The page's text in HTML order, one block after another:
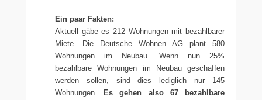
Ein paar Fakten:
Aktuell gäbe es 212 Wohnungen mit bezahlbarer
Miete. Die Deutsche Wohnen AG plant 580
Wohnungen im Neubau. Wenn nun 25%
bezahlbare Wohnungen im Neubau geschaffen
werden sollen, sind dies lediglich nur 145
Wohnungen.
Es gehen also 67 bezahlbare